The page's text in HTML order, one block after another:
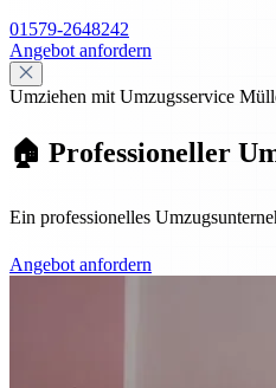
01579-2648242
Angebot anfordern
Umziehen mit Umzugsservice
🏠 Professioneller
Ein professionelles
Angebot anfordern